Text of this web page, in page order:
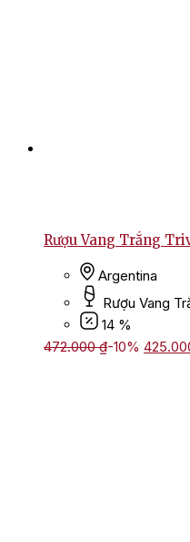
Rượu Vang Trắng
Argentina
Rượu Vang
14 %
472.000₫-10% Giá
gốc